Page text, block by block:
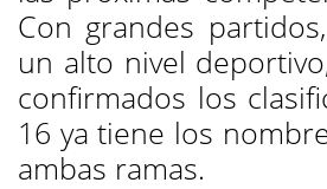
Con grandes
un alto nivel
confirmados los
16 ya tiene los
ambas ramas.